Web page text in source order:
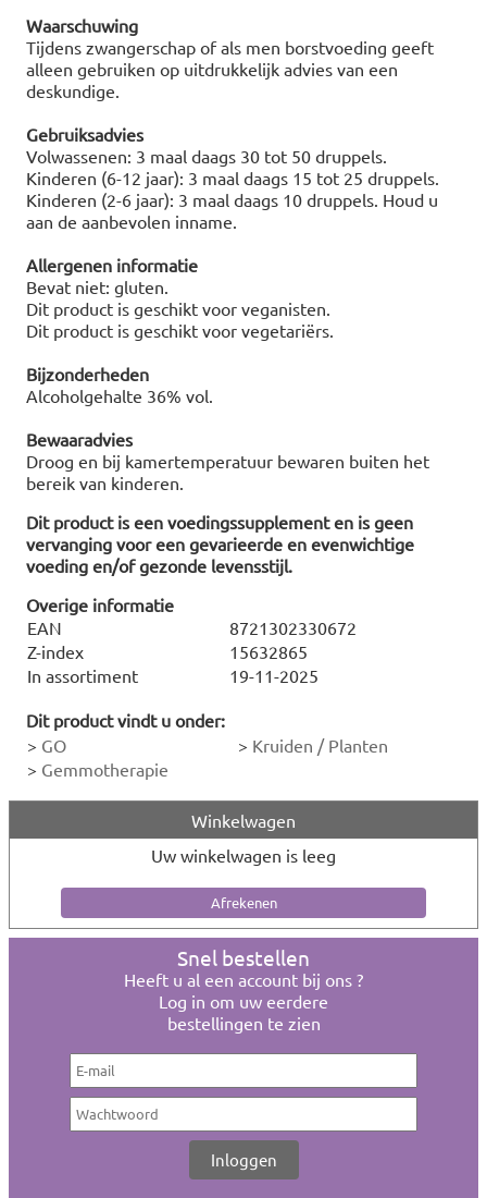
Waarschuwing
Tijdens zwangerschap of als men borstvoeding geeft
alleen gebruiken op uitdrukkelijk advies van een
deskundige.
Gebruiksadvies
Volwassenen: 3 maal daags 30 tot 50 druppels.
Kinderen (6-12 jaar): 3 maal daags 15 tot 25 druppels.
Kinderen (2-6 jaar): 3 maal daags 10 druppels. Houd u
aan de aanbevolen inname.
Allergenen informatie
Bevat niet: gluten.
Dit product is geschikt voor veganisten.
Dit product is geschikt voor vegetariërs.
Bijzonderheden
Alcoholgehalte 36% vol.
Bewaaradvies
Droog en bij kamertemperatuur bewaren buiten het
bereik van kinderen.
Dit product is een voedingssupplement en is geen
vervanging voor een gevarieerde en evenwichtige
voeding en/of gezonde levensstijl.
Overige informatie
EAN
8721302330672
Z-index
15632865
In assortiment
19-11-2025
Dit product vindt u onder:
> GO > Kruiden / Planten
> Gemmotherapie
Winkelwagen
Uw winkelwagen is leeg
Snel bestellen
Heeft u al een account bij ons ?
Log in om uw eerdere
bestellingen te zien